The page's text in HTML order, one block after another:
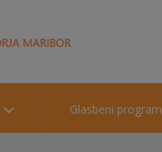
Glasbeni program